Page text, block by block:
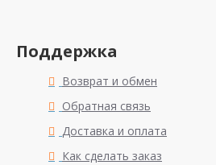
Поддержка
Возврат и обмен
Обратная связь
Доставка и оплата
Как сделать заказ